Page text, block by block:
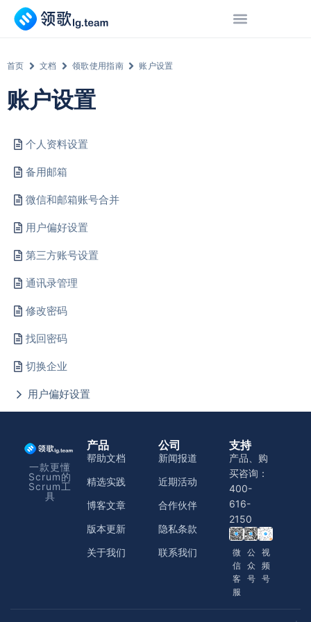
首页 文档 领歌使用指南 账户设置
账户设置
个人资料设置
备用邮箱
微信和邮箱账号合并
用户偏好设置
第三方账号设置
通讯录管理
修改密码
找回密码
切换企业
用户偏好设置
一款更懂
Scrum的
Scrum工
具
产品
帮助文档
精选实践
博客文章
版本更新
关于我们
公司
新闻报道
近期活动
合作伙伴
隐私条款
联系我们
支持
产品、购
买咨询：
400-
616-
2150
微
信
客
服
公
众
号
视
频
号